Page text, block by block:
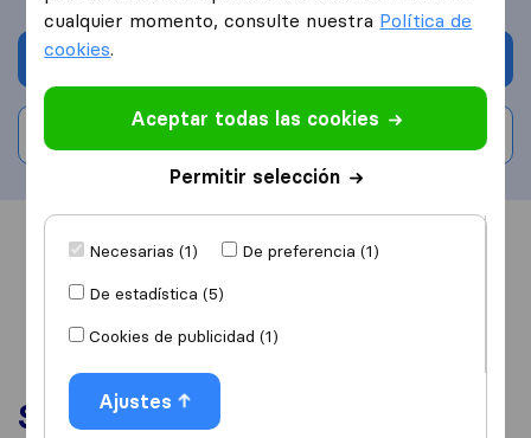
Escribe una valoración
Información Valoraciones
Servicios
cualquier momento, consulte nuestra Política de
cookies.
Aceptar todas las cookies
Permitir selección
Necesarias (1)
De preferencia (1)
De estadística (5)
Cookies de publicidad (1)
Ajustes